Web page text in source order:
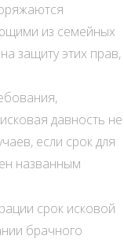
из семейных
защиту этих прав,
давность не
если срок для
названным
срок исковой
брачного